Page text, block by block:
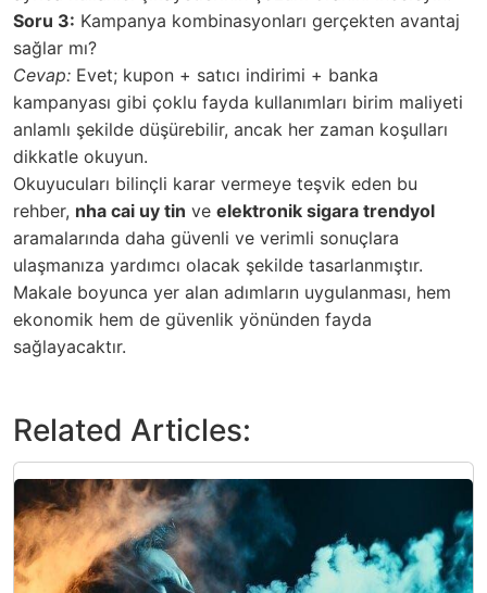
Soru 3: Kampanya kombinasyonları gerçekten avantaj
sağlar mı?
Cevap: Evet; kupon + satıcı indirimi + banka
kampanyası gibi çoklu fayda kullanımları birim maliyeti
anlamlı şekilde düşürebilir, ancak her zaman koşulları
dikkatle okuyun.
Okuyucuları bilinçli karar vermeye teşvik eden bu
rehber, nha cai uy tin ve elektronik sigara trendyol
aramalarında daha güvenli ve verimli sonuçlara
ulaşmanıza yardımcı olacak şekilde tasarlanmıştır.
Makale boyunca yer alan adımların uygulanması, hem
ekonomik hem de güvenlik yönünden fayda
sağlayacaktır.
Related Articles: